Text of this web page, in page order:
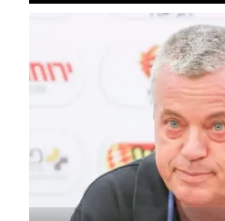
דדליין: הפועל
בסכנה